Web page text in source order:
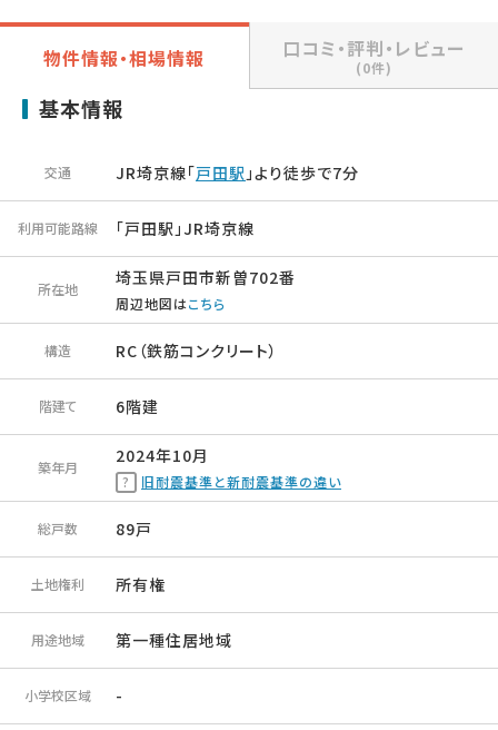
物件情報・相場情報 口コミ・評判・レビュー
(0件)
基本情報
交通 JR埼京線「戸田駅 」より徒歩で7分
利用可能路線 「戸田駅」JR埼京線
所在地
埼玉県戸田市新曽702番
周辺地図はこちら
構造 RC（鉄筋コンクリート）
階建て 6階建
築年月
2024年10月
旧耐震基準と新耐震基準の違い
総戸数 89戸
土地権利 所有権
用途地域 第一種住居地域
小学校区域 -